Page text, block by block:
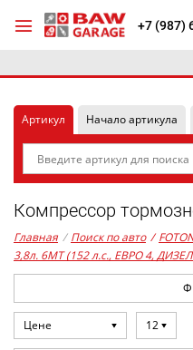
+7 (987)
Артикул Начало артикула
Компрессор
Главная / Поиск по авто /
3,8л. 6MT (152 л.с., ЕВРО 4,
Цене 12